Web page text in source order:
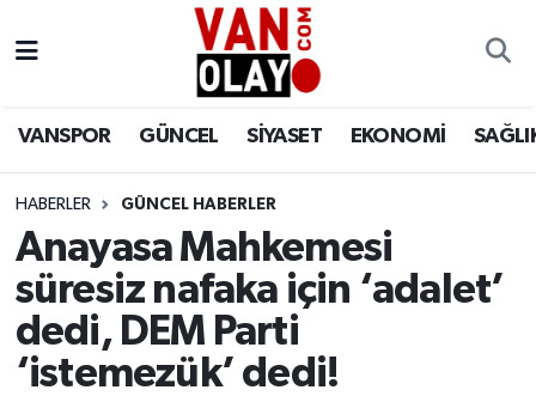
VANSPOR GÜNCEL SİYASET EKONOMİ
HABERLER GÜNCEL HABERLER
Anayasa Mahkemesi
süresiz nafaka için ‘adalet’
dedi, DEM Parti
‘istemezük’ dedi!
Siyaset
Ekonomi
Sağlık
Van Nöbetçi Eczaneler
Van Namaz Vakitleri
Van Trafik Yoğunluk Haritası
Süper Lig Puan Durumu ve Fikstür